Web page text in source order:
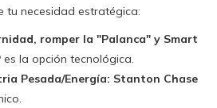
tu necesidad estratégica:
romper la "Palanca" y Smart
es la opción tecnológica.
Pesada/Energía: Stanton Chase